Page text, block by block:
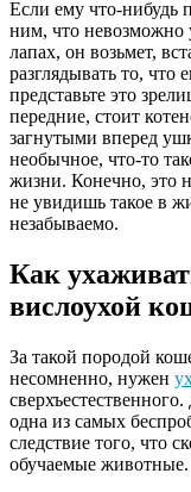
Если ему что-нибудь
ним, что невозможно
лапах, он возьмет,
разглядывать то, что
представьте это
передние, стоит
загнутыми вперед
необычное, что-то
жизни. Конечно, это
не увидишь такое в
незабываемо.
Как
вислоухой
За такой породой
несомненно, нужен
одна из самых
следствие того, что
обучаемые животные.